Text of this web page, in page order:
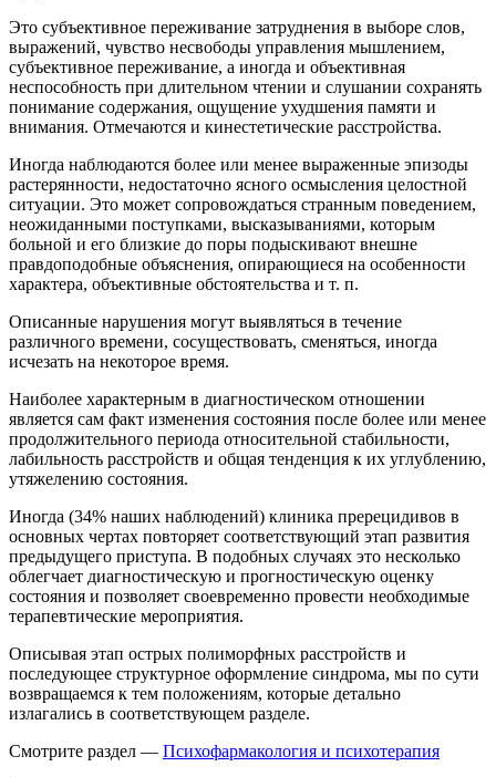
Это субъективное переживание затруднения в выборе слов,
выражений, чувство несвободы управления мышлением,
субъективное переживание, а иногда и объективная
неспособность при длительном чтении и слушании сохранять
понимание содержания, ощущение ухудшения памяти и
внимания. Отмечаются и кинестетические расстройства.
Иногда наблюдаются более или менее выраженные эпизоды
растерянности, недостаточно ясного осмысления целостной
ситуации. Это может сопровождаться странным поведением,
неожиданными поступками, высказываниями, которым
больной и его близкие до поры подыскивают внешне
правдоподобные объяснения, опирающиеся на особенности
характера, объективные обстоятельства и т. п.
Описанные нарушения могут выявляться в течение
различного времени, сосуществовать, сменяться, иногда
исчезать на некоторое время.
Наиболее характерным в диагностическом отношении
является сам факт изменения состояния после более или менее
продолжительного периода относительной стабильности,
лабильность расстройств и общая тенденция к их углублению,
утяжелению состояния.
Иногда (34% наших наблюдений) клиника пререцидивов в
основных чертах повторяет соответствующий этап развития
предыдущего приступа. В подобных случаях это несколько
облегчает диагностическую и прогностическую оценку
состояния и позволяет своевременно провести необходимые
терапевтические мероприятия.
Описывая этап острых полиморфных расстройств и
последующее структурное оформление синдрома, мы по сути
возвращаемся к тем положениям, которые детально
излагались в соответствующем разделе.
Смотрите раздел — Психофармакология и психотерапия